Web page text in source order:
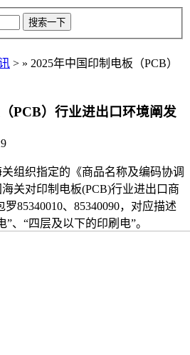
> » 2025年中国印制电板（PCB）
PCB）行业进出口环境阐发
织指定的《商品名称及编码协调
关对印制电板(PCB)行业进出口商
85340010、85340090，对应描述
、“四层及以下的印刷电”。